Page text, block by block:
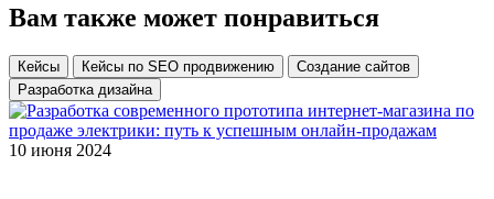
Вам также может понравиться
Кейсы Кейсы по SEO продвижению
Создание сайтов
Разработка дизайна
10 июня 2024